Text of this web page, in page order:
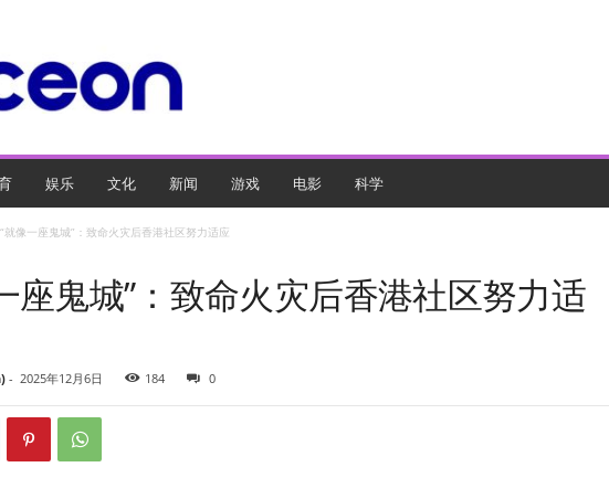
娱乐 文化 新闻 游戏 电影 科学
“就像一座鬼城”：致命火灾后香港社区努力适应
座鬼城”：致命火灾后香港社区努力适
- 2025年12月6日 184 0